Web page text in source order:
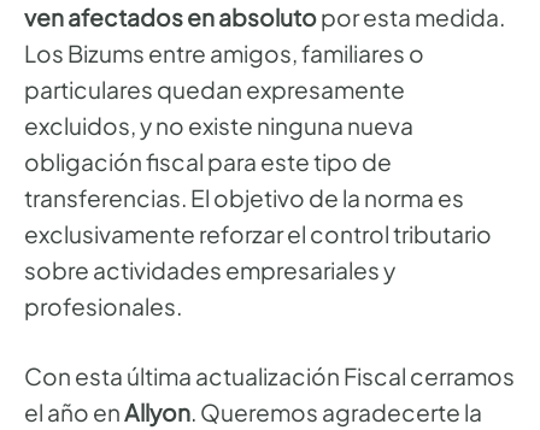
ven afectados en absolutopor esta medida.
Los Bizums entre amigos, familiares o
particulares quedan expresamente
excluidos, y no existe ninguna nueva
obligación fiscal para este tipo de
transferencias. El objetivo de la norma es
exclusivamente reforzar el control tributario
sobre actividades empresariales y
profesionales.
Con esta última actualización Fiscal cerramos
el año enAllyon. Queremos agradecerte la